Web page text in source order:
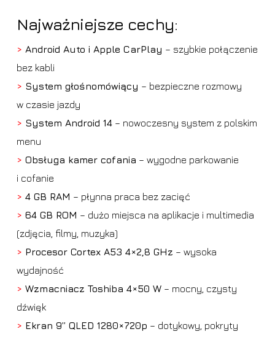
Najważniejsze cechy:
> Android Auto i Apple CarPlay – szybkie połączenie
bez kabli
> System głośnomówiący – bezpieczne rozmowy
w czasie jazdy
> System Android 14– nowoczesny system z polskim
menu
> Obsługa kamer cofania – wygodne parkowanie
i cofanie
> 4 GB RAM – płynna praca bez zacięć
> 64 GB ROM – dużo miejsca na aplikacje i multimedia
(zdjęcia, filmy, muzyka)
> Procesor Cortex A53 4×2,8 GHz – wysoka
wydajność
> Wzmacniacz Toshiba 4×50 W– mocny, czysty
dźwięk
> Ekran 9” QLED 1280×720p – dotykowy, pokryty